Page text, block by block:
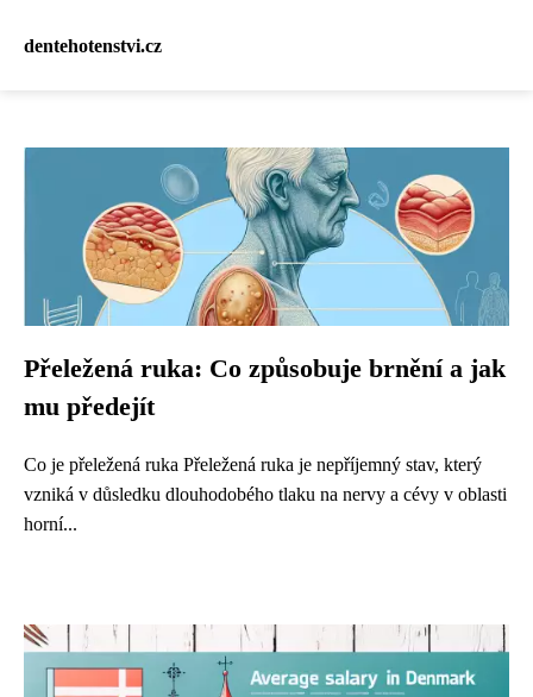
dentehotenstvi.cz
Přeležená ruka: Co způsobuje brnění a jak
mu předejít
Co je přeležená ruka Přeležená ruka je nepříjemný stav, který
vzniká v důsledku dlouhodobého tlaku na nervy a cévy v oblasti
horní...